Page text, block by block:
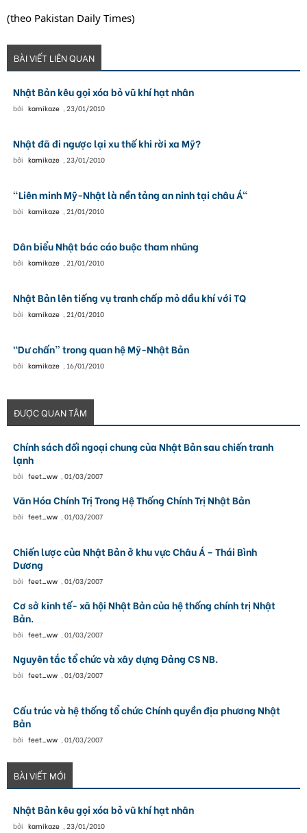
(theo Pakistan Daily Times)
BÀI VIẾT LIÊN QUAN
Nhật Bản kêu gọi xóa bỏ vũ khí hạt nhân
bởi kamikaze , 23/01/2010
Nhật đã đi ngược lại xu thế khi rời xa Mỹ?
bởi kamikaze , 23/01/2010
"Liên minh Mỹ-Nhật là nền tảng an ninh tại châu Á"
bởi kamikaze , 21/01/2010
Dân biểu Nhật bác cáo buộc tham nhũng
bởi kamikaze , 21/01/2010
Nhật Bản lên tiếng vụ tranh chấp mỏ dầu khí với TQ
bởi kamikaze , 21/01/2010
“Dư chấn” trong quan hệ Mỹ-Nhật Bản
bởi kamikaze , 16/01/2010
ĐƯỢC QUAN TÂM
Chính sách đối ngoại chung của Nhật Bản sau chiến tranh
lạnh
bởi feet_ww , 01/03/2007
Văn Hóa Chính Trị Trong Hệ Thống Chính Trị Nhật Bản
bởi feet_ww , 01/03/2007
Chiến lược của Nhật Bản ở khu vực Châu Á – Thái Bình
Dương
bởi feet_ww , 01/03/2007
Cơ sở kinh tế- xã hội Nhật Bản của hệ thống chính trị Nhật
Bản.
bởi feet_ww , 01/03/2007
Nguyên tắc tổ chức và xây dựng Đảng CS NB.
bởi feet_ww , 01/03/2007
Cấu trúc và hệ thống tổ chức Chính quyền địa phương Nhật
Bản
bởi feet_ww , 01/03/2007
BÀI VIẾT MỚI
Nhật Bản kêu gọi xóa bỏ vũ khí hạt nhân
bởi kamikaze , 23/01/2010